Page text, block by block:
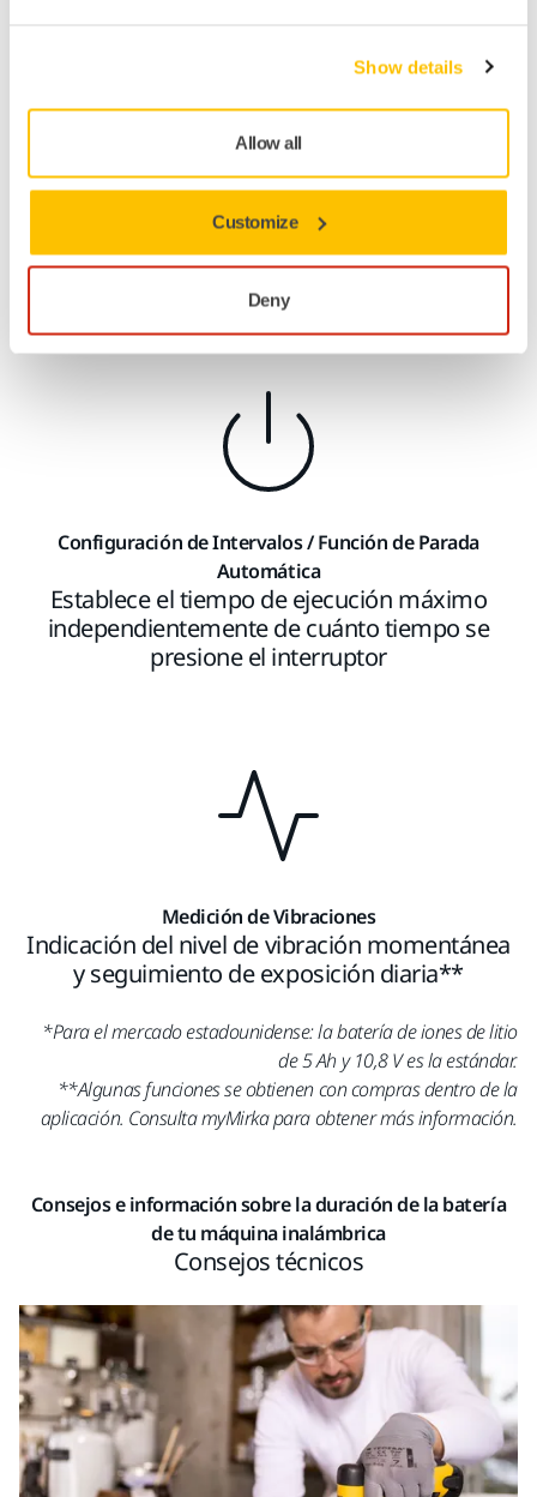
Show details
Allow all
Customize
Deny
Gestión del rango de revolucines (RPM)
Optimiza y estandariza un proceso, por
Configuración de Intervalos / Función de Parada
Automática
Establece el tiempo de ejecución máximo
independientemente de cuánto tiempo se
presione el interruptor
Medición de Vibraciones
Indicación del nivel de vibración momentánea
y seguimiento de exposición diaria**
*Para el mercado estadounidense: la batería de iones de litio
de 5 Ah y 10,8 V es la estándar.
**Algunas funciones se obtienen con compras dentro de la
aplicación. Consulta myMirka para obtener más información.
Consejos e información sobre la duración de la batería
de tu máquina inalámbrica
Consejos técnicos